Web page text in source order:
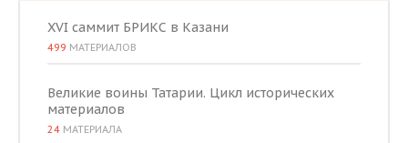
XVI саммит БРИКС в Казани
499 МАТЕРИАЛОВ
Великие воины Татарии. Цикл исторических
материалов
24 МАТЕРИАЛА